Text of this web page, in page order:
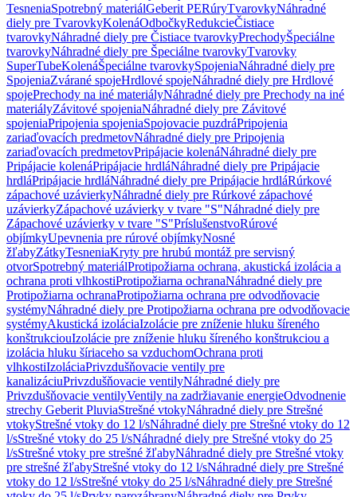
TesneniaSpotrebný materiálGeberit PERúryTvarovkyNáhradné
diely pre TvarovkyKolenáOdbočkyRedukcieČistiace
tvarovkyNáhradné diely pre Čistiace tvarovkyPrechodyŠpeciálne
tvarovkyNáhradné diely pre Špeciálne tvarovkyTvarovky
SuperTubeKolenáŠpeciálne tvarovkySpojeniaNáhradné diely pre
SpojeniaZvárané spojeHrdlové spojeNáhradné diely pre Hrdlové
spojePrechody na iné materiályNáhradné diely pre Prechody na iné
materiályZávitové spojeniaNáhradné diely pre Závitové
spojeniaPripojenia spojeniaSpojovacie puzdráPripojenia
zariaďovacích predmetovNáhradné diely pre Pripojenia
zariaďovacích predmetovPripájacie kolenáNáhradné diely pre
Pripájacie kolenáPripájacie hrdláNáhradné diely pre Pripájacie
hrdláPripájacie hrdláNáhradné diely pre Pripájacie hrdláRúrkové
zápachové uzávierkyNáhradné diely pre Rúrkové zápachové
uzávierkyZápachové uzávierky v tvare "S"Náhradné diely pre
Zápachové uzávierky v tvare "S"PríslušenstvoRúrové
objímkyUpevnenia pre rúrové objímkyNosné
žľabyZátkyTesneniaKryty pre hrubú montáž pre servisný
otvorSpotrebný materiálProtipožiarna ochrana, akustická izolácia a
ochrana proti vlhkostiProtipožiarna ochranaNáhradné diely pre
Protipožiarna ochranaProtipožiarna ochrana pre odvodňovacie
systémyNáhradné diely pre Protipožiarna ochrana pre odvodňovacie
systémyAkustická izoláciaIzolácie pre zníženie hluku šíreného
konštrukciouIzolácie pre zníženie hluku šíreného konštrukciou a
izolácia hluku šíriaceho sa vzduchomOchrana proti
vlhkostiIzoláciaPrivzdušňovacie ventily pre
kanalizáciuPrivzdušňovacie ventilyNáhradné diely pre
Privzdušňovacie ventilyVentily na zadržiavanie energieOdvodnenie
strechy Geberit PluviaStrešné vtokyNáhradné diely pre Strešné
vtokyStrešné vtoky do 12 l/sNáhradné diely pre Strešné vtoky do 12
l/sStrešné vtoky do 25 l/sNáhradné diely pre Strešné vtoky do 25
l/sStrešné vtoky pre strešné žľabyNáhradné diely pre Strešné vtoky
pre strešné žľabyStrešné vtoky do 12 l/sNáhradné diely pre Strešné
vtoky do 12 l/sStrešné vtoky do 25 l/sNáhradné diely pre Strešné